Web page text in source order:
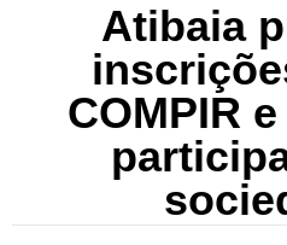
Atibaia
COMPIR